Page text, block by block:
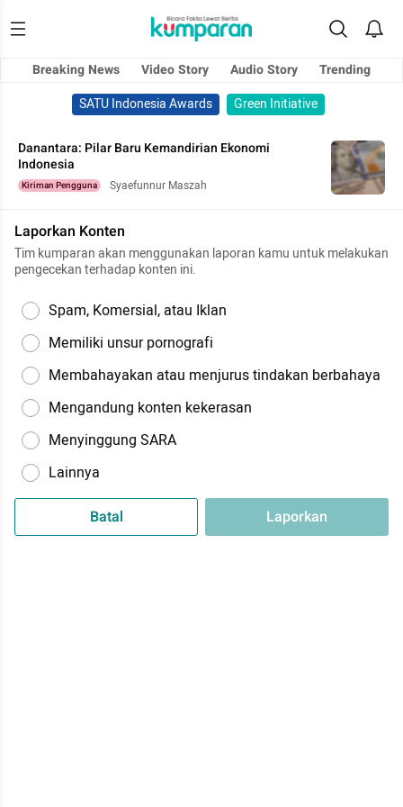
Breaking News Video Story Audio Story
Trending
SATU Indonesia Awards
Green Initiative
Danantara: Pilar Baru Kemandirian Ekonomi
Indonesia
Kiriman Pengguna Syaefunnur Maszah
Laporkan Konten
Tim kumparan akan menggunakan laporan kamu untuk melakukan
pengecekan terhadap konten ini.
Spam, Komersial, atau Iklan
Memiliki unsur pornografi
Membahayakan atau menjurus tindakan berbahaya
Mengandung konten kekerasan
Menyinggung SARA
Lainnya
Batal Laporkan